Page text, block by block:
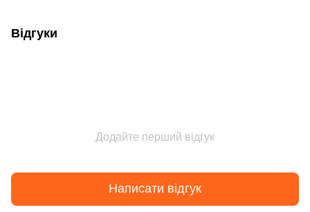
Відгуки
Додайте перший відгук
Написати відгук